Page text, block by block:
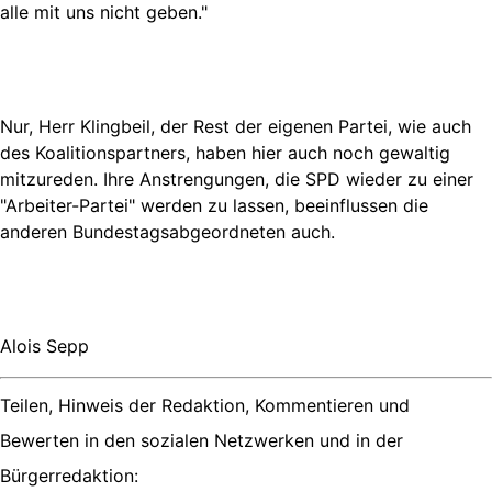
alle mit uns nicht geben."
Nur, Herr Klingbeil, der Rest der eigenen Partei, wie auch
des Koalitionspartners, haben hier auch noch gewaltig
mitzureden. Ihre Anstrengungen, die SPD wieder zu einer
"Arbeiter-Partei" werden zu lassen, beeinflussen die
anderen Bundestagsabgeordneten auch.
Alois Sepp
Teilen, Hinweis der Redaktion, Kommentieren und
Bewerten in den sozialen Netzwerken und in der
Bürgerredaktion: